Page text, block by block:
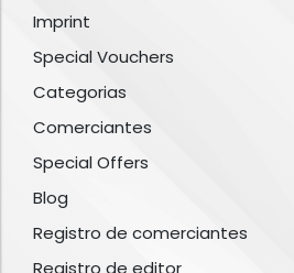
Imprint
Special Vouchers
Categorias
Comerciantes
Special Offers
Blog
Registro de comerciantes
Registro de editor